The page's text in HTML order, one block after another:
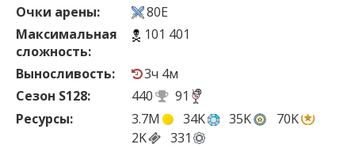
Очки арены:
80E
Максимальная
сложность:
101 401
Выносливость:
3ч 4м
Сезон S128:
440
91
Ресурсы:
3.7M 34K 35K
70K
2K
331